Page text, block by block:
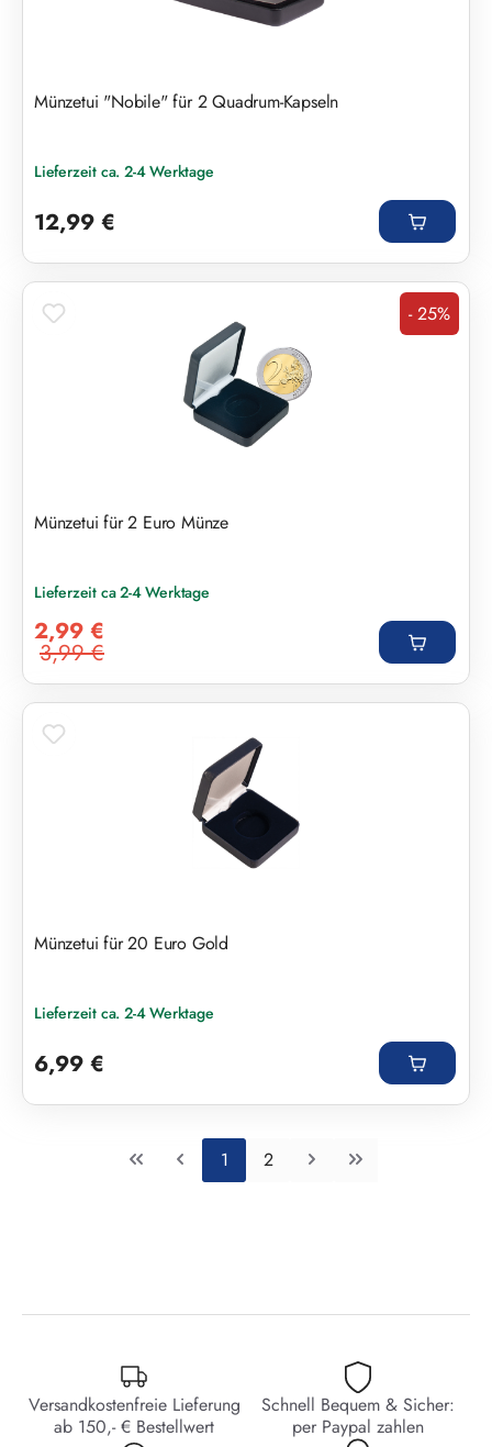
Münzetui "Nobile" für 2 Quadrum-Kapseln
Lieferzeit ca. 2-4 Werktage
12,99 €
Rabatt
- 25%
Münzetui für 2 Euro Münze
Lieferzeit ca 2-4 Werktage
2,99 €
Regulärer Preis:
3,99 €
Münzetui für 20 Euro Gold
Lieferzeit ca. 2-4 Werktage
6,99 €
Seite
1 Seite
2
Versandkostenfreie Lieferung
ab 150,- € Bestellwert
Schnell Bequem & Sicher:
per Paypal zahlen